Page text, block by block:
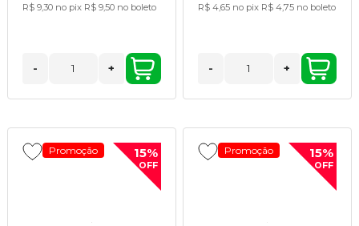
R$ 9,30 no pix R$ 9,50 no boleto
- +
R$ 4,65 no pix R$ 4,75 no boleto
- +
Promoção 15%
OFF
Promoção 15%
OFF